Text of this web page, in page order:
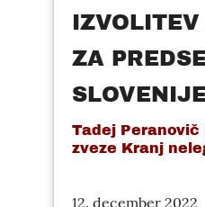
ZA
Tadej Peranovič
zveze Kranj
12. december 2022